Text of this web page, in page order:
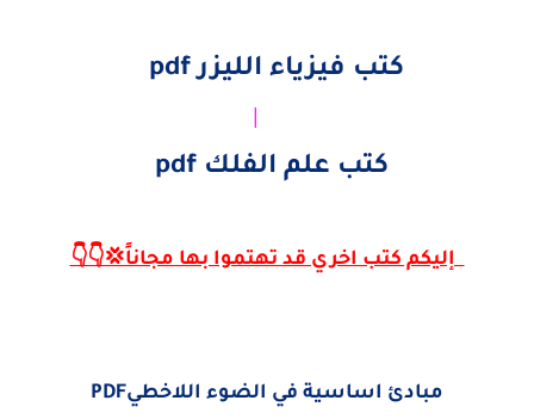
كتب فيزياء الليزر pdf
|
كتب علم الفلك pdf
إليكم كتب اخري قد تهتموا بها مجاناً💢👇👇
مبادئ اساسية في الضوء اللاخطيPDF